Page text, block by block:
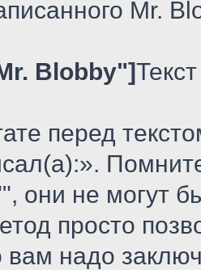
Mr.
Blobby"]
перед
они не могут
просто
вам надо